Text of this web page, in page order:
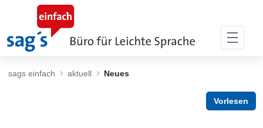
Skip to Main Content
sags einfach aktuell Neues
Vorlesen